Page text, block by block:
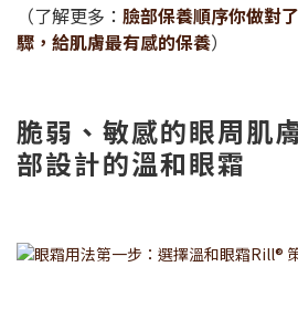
（了解更多： 臉部保養順序你做對
驟，給肌膚最有感的保養）
脆弱、敏感的眼周肌
部設計的溫和眼霜